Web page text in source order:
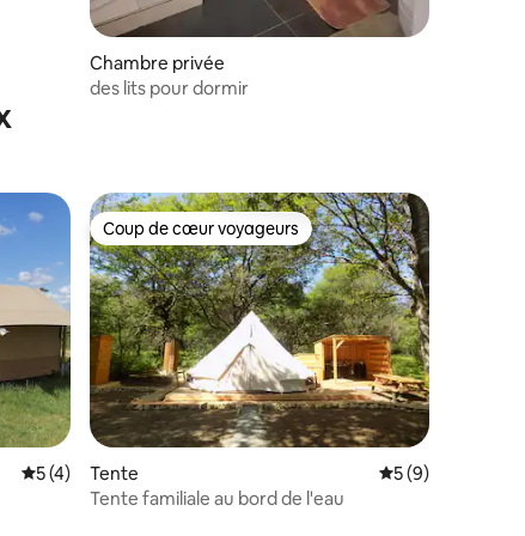
Chambre privée
des lits pour dormir
: 4,81 sur 5
Évaluation moyenne sur la base de 4 commentaires : 5 sur 5
5 (4)
Coup de cœur voyageurs
Coup de cœur voyageurs
Tente Évaluation
5 (9)
Tente familiale au bord de l'eau